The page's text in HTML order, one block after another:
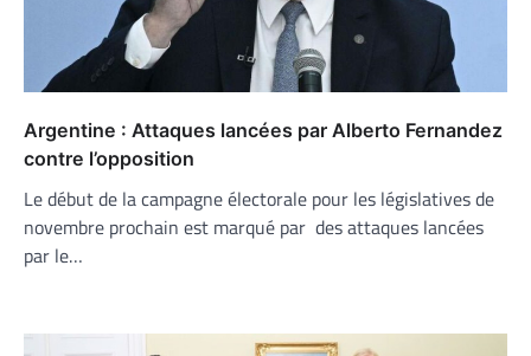
Argentine : Attaques lancées par Alberto Fernandez
contre l’opposition
Le début de la campagne électorale pour les législatives de
novembre prochain est marqué par des attaques lancées
par le…